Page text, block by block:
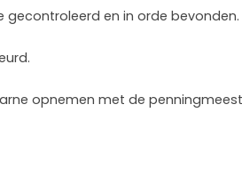
gecontroleerd en in orde bevonden.
opnemen met de